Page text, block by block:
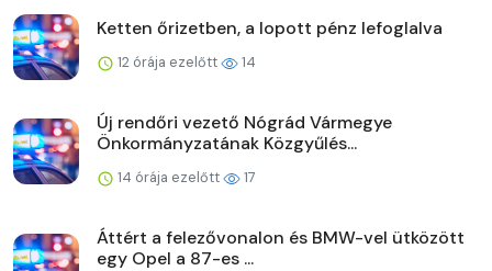
Ketten őrizetben, a lopott pénz lefoglalva
12 órája ezelőtt 14
Új rendőri vezető Nógrád Vármegye
Önkormányzatának Közgyűlés...
14 órája ezelőtt 17
Áttért a felezővonalon és BMW-vel ütközött
egy Opel a 87-es ...